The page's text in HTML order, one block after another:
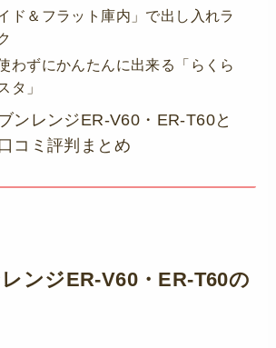
イド＆フラット庫内」で出し入れラ
わずにかんたんに出来る「らくら
タ」
ンレンジER-V60・ER-T60と
コミ評判まとめ
ンジER-V60・ER-T60の